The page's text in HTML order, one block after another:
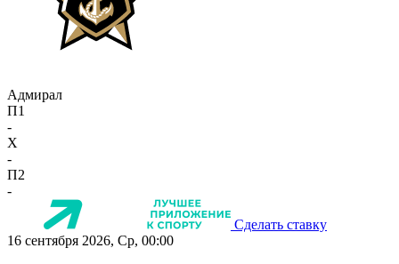
Адмирал
П1
-
X
-
П2
-
Сделать ставку
16 сентября 2026, Ср, 00:00